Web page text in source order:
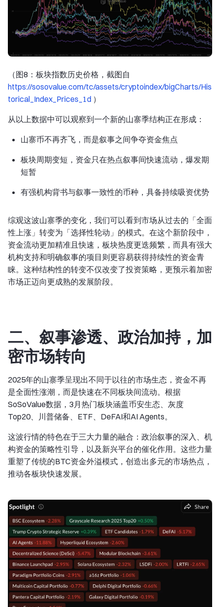
（图8：板块指数历史价格，截图自
https://sosovalue.com/tc/assets/cryptoindex/bigCharts/His
torical_Index_Prices_1d ）
从以上数据中可以观察到一个新的山寨季结构正在形成：
山寨币不再齐飞，而是叙事之间争夺资金焦点
板块周期变短，资金只在热点叙事间快速流动，爆发期
短暂
有强机构背书与叙事一致性的币种，具备持续吸资优势
综观这波山寨季的变化，我们可以看到市场从过去的「全面
性上涨」转变为「选择性轮动」的模式。在这个新阶段中，
资金流动更加精准且快速，板块热度更迭频繁，而具有强大
机构支持和明确叙事的项目则更容易获得持续性的资金青
睐。这种结构性的转变不仅改变了投资策略，更预示着加密
市场正迈向更成熟的发展阶段。
二、叙事渗透、政治加持，加
密市场转向
2025年的山寨季呈现出不同于以往的市场生态，资金不再
是全面性涨潮，而是快速在不同板块间流动。根据
SoSoValue数据，3月热门板块涵盖币安生态、灰度
Top20、川普储备、ETF、DeFAI和AI Agents。
这波行情的特色在于三大力量的融合：政治叙事的深入、机
构资金的策略性引导，以及新兴平台的催化作用。这些力量
重塑了传统的BTC资金外溢模式，创造出多元的市场热点，
推动各板块快速发展。